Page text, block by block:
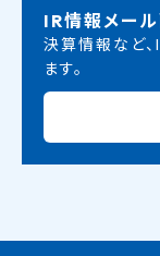
IR情報メー
決算情報など
ます。